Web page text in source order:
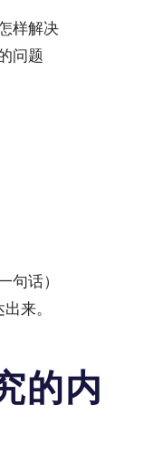
样解决
问题
句话）
来。
的内